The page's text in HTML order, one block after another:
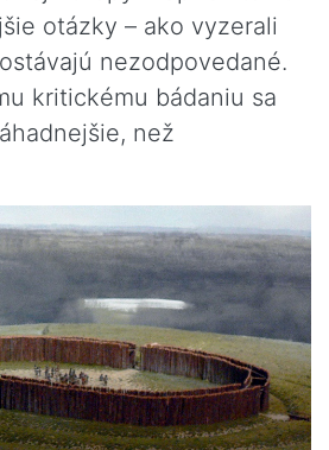
otázky – ako vyzerali
nezodpovedané.
kritickému bádaniu sa
než